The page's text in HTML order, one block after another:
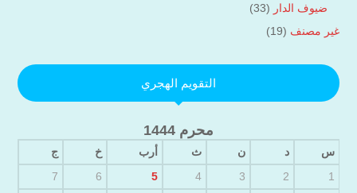
ضيوف الدار (33)
غير مصنف (19)
التقويم الهجري
محرم 1444
س د ن ث أرب خ ج
1
2
3
4
5
6
7